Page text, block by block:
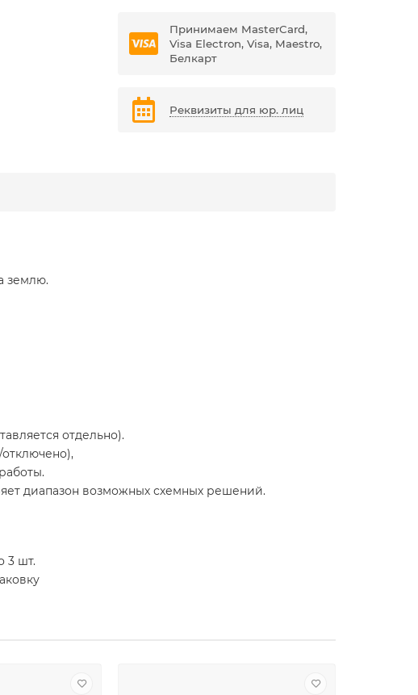
Принимаем MasterCard,
Visa Electron, Visa, Maestro,
Белкарт
Реквизиты для юр. лиц
землю.
отдельно).
диапазон возможных схемных решений.
3 шт.